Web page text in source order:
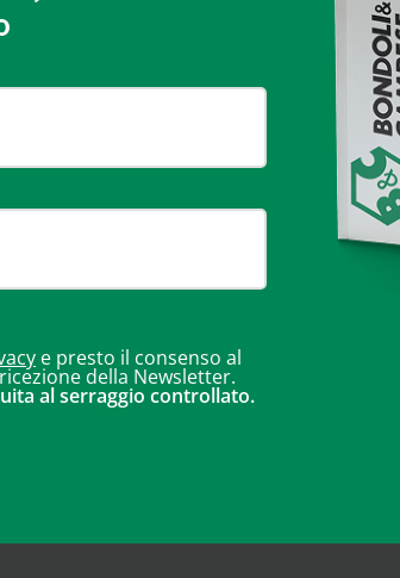
e presto il consenso al
della Newsletter.
al serraggio controllato.